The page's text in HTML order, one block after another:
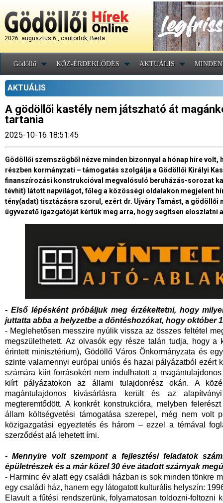
2026. augusztus 6., csütörtök, Berta
Gödöllő KÖZ-ÉRDEKLŐDÉS AKTUÁLIS
AKTUÁLIS
A gödöllői kastély nem játszható át
tartania
2025-10-16 18:51:45
Gödöllői szemszögből nézve minden bizonnyal a hónap híre
részben kormányzati – támogatás szolgálja a Gödöllői Királyi
finanszírozási konstrukcióval megvalósuló beruházás-sorozat
tévhit) látott napvilágot, főleg a közösségi oldalakon megjelent
tény(adat) tisztázásra szorul, ezért dr. Ujváry Tamást, a
ügyvezető igazgatóját kértük meg arra, hogy segítsen eloszlatni
- Első lépésként próbáljuk meg érzékeltetni, hogy
juttatta abba a helyzetbe a döntéshozókat, hogy október
- Meglehetősen messzire nyúlik vissza az összes feltétel
megszülethetett. Az olvasók egy része talán tudja, hogy
érintett minisztérium), Gödöllő Város Önkormányzata és
szinte valamennyi európai uniós és hazai pályázatból ezért
számára kiírt forrásokért nem indulhatott a
kiírt pályázatokon az állami tulajdonrész okán. A
magántulajdonos kivásárlásra került és az
megteremtődött. A konkrét konstrukcióra, melyben
állam költségvetési támogatása szerepel, még nem volt
közigazgatási egyeztetés és három – ezzel a témával
szerződést alá lehetett írni.
- Mennyire volt szempont a fejlesztési feladatok
épületrészek és a már közel 30 éve átadott szárnyak
- Harminc év alatt egy családi házban is sok minden tönkre
egy családi ház, hanem egy látogatott kulturális helyszín:
Elavult a fűtési rendszerünk, folyamatosan toldozni-